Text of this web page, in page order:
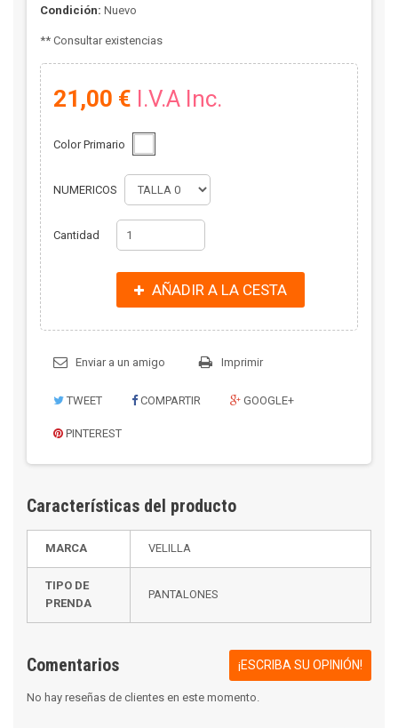
Condición: Nuevo
** Consultar existencias
21,00 € I.V.A Inc.
Color Primario
NUMERICOS
Cantidad
AÑADIR A LA CESTA
Enviar a un amigo Imprimir
TWEET COMPARTIR GOOGLE+
PINTEREST
Características del producto
MARCA VELILLA
TIPO DE
PRENDA
PANTALONES
Comentarios ¡ESCRIBA SU OPINIÓN!
No hay reseñas de clientes en este momento.